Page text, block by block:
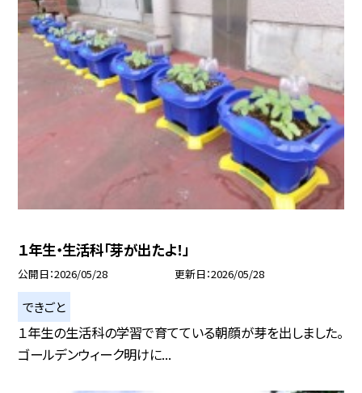
１年生・生活科「芽が出たよ！」
公開日 2026/05/28 更新日 2026/05/28
できごと
１年生の生活科の学習で育てている朝顔が芽を出しました。
ゴールデンウィーク明けに...